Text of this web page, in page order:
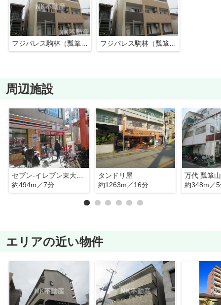
フジパレス駒林（瓢箪山賃貸） フジパレス駒林（瓢箪山賃貸）
周辺施設
セブン-イレブン東大阪瓢箪山町店
約494m／7分
タンドリ屋
約1263m／16分
万代 瓢箪
約348m／
エリアの近い物件